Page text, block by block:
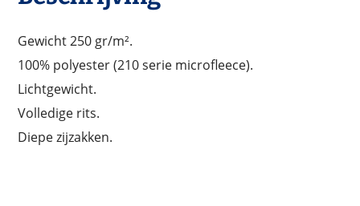
Gewicht 250 gr/m².
100% polyester (210 serie microfleece).
Lichtgewicht.
Volledige rits.
Diepe zijzakken.